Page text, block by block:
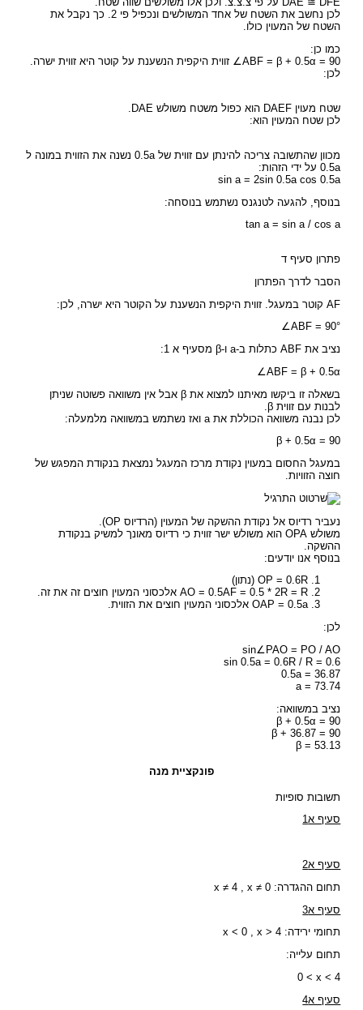
לכן נחשב את השטח של אחד המשולשים ונכפיל פי 2. כך נקבל את
השטח של המעוין כולו.
כמו כן:
ABF = β + 0.5α = 90∠ זווית היקפית הנשענת על קוטר היא זווית ישרה.
לכן:
שטח מעוין DAEF הוא כפול משטח משולש DAE.
לכן שטח המעוין הוא:
מכוון שהתשובה צריכה להינתן עם זווית של 0.5a נשנה את הזווית במונה ל
0.5a על ידי הזהות:
sin a = 2sin 0.5a cos 0.5a
בנוסף, להגעה לטנגנס נשתמש בנוסחה:
tan a = sin a / cos a
פתרון סעיף ד
הסבר לדרך הפתרון
AF קוטר במעגל. זווית היקפית הנשענת על הקוטר היא ישרה, לכן:
∠ABF = 90°
נציב את ABF כתלות ב-a ו-β מסעיף א 1:
∠ABF = β + 0.5α
בשאלה זו ביקשו מאיתנו למצוא את β אבל אין משוואה פשוטה שניתן
לבנות עם זווית β.
לכן נבנה משוואה הכוללת את a ואז נשתמש במשוואה מלמעלה:
β + 0.5α = 90
במעגל החסום במעוין נקודת מרכז המעגל נמצאת בנקודת המפגש של
חוצה הזוויות.
נעביר רדיוס אל נקודת ההשקה של המעוין (הרדיוס OP).
משולש OPA הוא משולש ישר זווית כי רדיוס מאונך למשיק בנקודת
ההשקה.
בנוסף אנו יודעים:
OP = 0.6R (נתון)
AO = 0.5AF = 0.5 * 2R = R אלכסוני המעוין חוצים זה את זה.
OAP = 0.5a אלכסוני המעוין חוצים את הזווית.
לכן:
sin∠PAO = PO / AO
sin 0.5a = 0.6R / R = 0.6
0.5a = 36.87
a = 73.74
נציב במשוואה:
β + 0.5α = 90
β + 36.87 = 90
β = 53.13
פונקציית מנה
תשובות סופיות
סעיף א1
סעיף א2
תחום ההגדרה: x ≠ 4 , x ≠ 0
סעיף א3
תחומי ירידה: x < 0 , x > 4
תחום עלייה:
0 < x < 4
סעיף א4